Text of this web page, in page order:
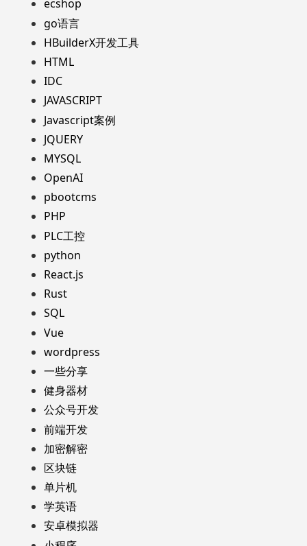
ecshop
go语言
HBuilderX开发工具
HTML
IDC
JAVASCRIPT
Javascript案例
JQUERY
MYSQL
OpenAI
pbootcms
PHP
PLC工控
python
React.js
Rust
SQL
Vue
wordpress
一些分享
健身器材
公众号开发
前端开发
加密解密
区块链
单片机
学英语
安卓模拟器